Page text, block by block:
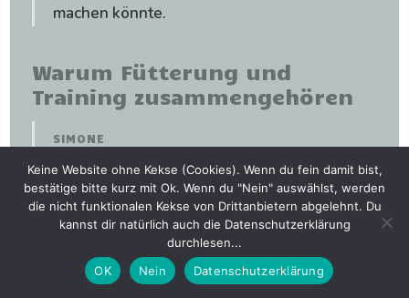
machen könnte.
Warum Fütterung und
Training zusammengehören
SIMONE
Es gehört beides zusammen – das eine geht
nicht ohne das andere. Training ohne Futter
ist möglich, aber schwierig; es macht es
einem unnötig schwer. Und Futter ohne
Training? Es gibt Leute, die sagen, das geht.
Keine Website ohne Kekse (Cookies). Wenn du fein damit bist,
bestätige bitte kurz mit Ok. Wenn du "Nein" auswählst, werden
die nicht funktionalen Kekse von Drittanbietern abgelehnt. Du
kannst dir natürlich auch die Datenschutzerklärung
durchlesen...
OK
Nein Datenschutzerklärung